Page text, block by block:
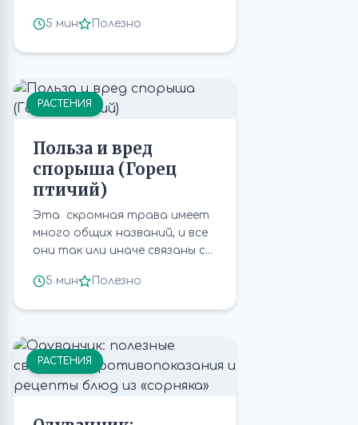
5 мин Полезно
РАСТЕНИЯ
Польза и вред
спорыша (Горец
птичий)
Эта скромная трава имеет
много общих названий, и все
они так или иначе связаны с...
5 мин Полезно
РАСТЕНИЯ